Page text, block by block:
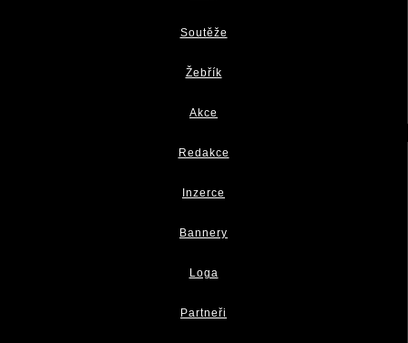
Soutěže
Žebřík
Akce
Redakce
Inzerce
Bannery
Loga
Partneři